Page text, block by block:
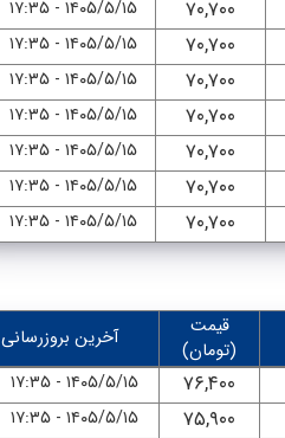
۷۰,۷۰۰
۱۴۰۵/۵/۱۵ - ۱۷:۳۵
۷۰,۷۰۰
۱۴۰۵/۵/۱۵ - ۱۷:۳۵
۷۰,۷۰۰
۱۴۰۵/۵/۱۵ - ۱۷:۳۵
۷۰,۷۰۰
۱۴۰۵/۵/۱۵ - ۱۷:۳۵
۷۰,۷۰۰
۱۴۰۵/۵/۱۵ - ۱۷:۳۵
۷۰,۷۰۰
۱۴۰۵/۵/۱۵ - ۱۷:۳۵
۷۰,۷۰۰ ۱۴۰۵/۵/۱۵ - ۱۷:۳۵
قیمت
(تومان)
آخرین بروزرسانی
۷۶,۴۰۰
۱۴۰۵/۵/۱۵ - ۱۷:۳۵
۷۵,۹۰۰
۱۴۰۵/۵/۱۵ - ۱۷:۳۵